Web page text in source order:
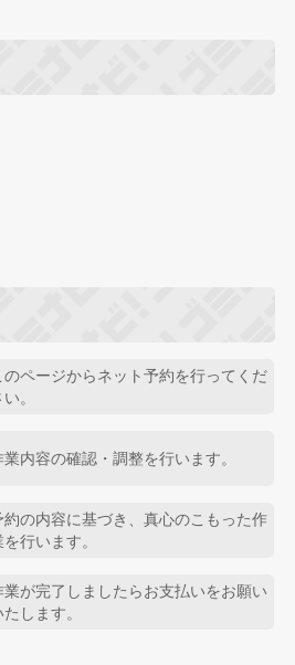
のページからネット予約を行ってくだ
い。
業内容の確認・調整を行います。
約の内容に基づき、真心のこもった作
を行います。
業が完了しましたらお支払いをお願い
たします。